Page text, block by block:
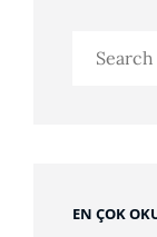
Search
EN ÇOK